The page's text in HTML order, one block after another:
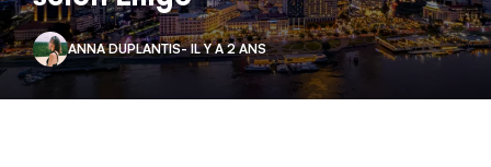
ANNA DUPLANTIS- IL Y A 2 ANS